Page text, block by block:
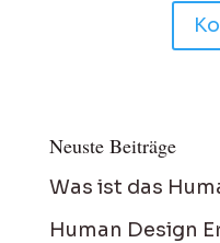
Neuste Beiträge
Was ist das
Human Design